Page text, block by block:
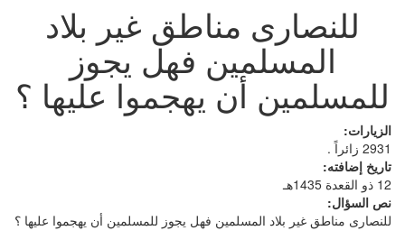
للنصارى مناطق غير بلاد
المسلمين فهل يجوز
للمسلمين أن يهجموا عليها ؟
الزيارات:
2931 زائراً .
تاريخ إضافته:
12 ذو القعدة 1435هـ
نص السؤال:
للنصارى مناطق غير بلاد المسلمين فهل يجوز للمسلمين أن يهجموا عليها ؟